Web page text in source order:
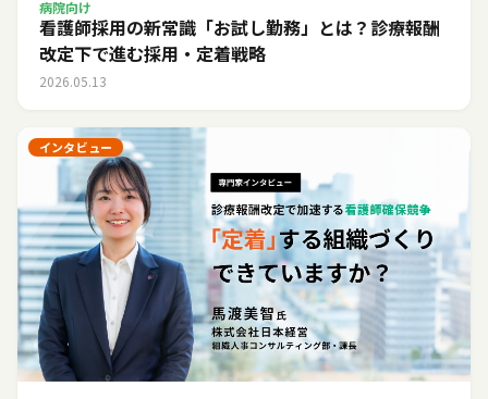
病院向け
看護師採用の新常識「お試し勤務」とは？診療報酬
改定下で進む採用・定着戦略
2026.05.13
インタビュー